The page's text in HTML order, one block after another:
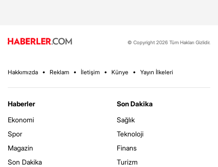
© Copyright 2026 Tüm Hakları Gizlidir.
Hakkımızda Reklam İletişim Künye Yayın İlkeleri
Haberler
Ekonomi
Spor
Magazin
Son Dakika
Son Dakika
Sağlık
Teknoloji
Finans
Turizm